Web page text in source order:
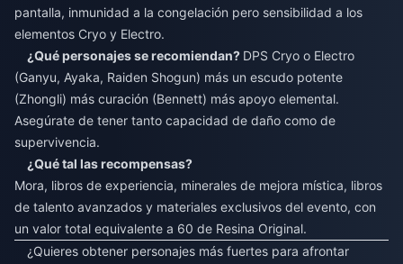
pantalla, inmunidad a la congelación pero sensibilidad a los
elementos Cryo y Electro.
¿Qué personajes se recomiendan? DPS Cryo o Electro
(Ganyu, Ayaka, Raiden Shogun) más un escudo potente
(Zhongli) más curación (Bennett) más apoyo elemental.
Asegúrate de tener tanto capacidad de daño como de
supervivencia.
¿Qué tal las recompensas?
Mora, libros de experiencia, minerales de mejora mística, libros
de talento avanzados y materiales exclusivos del evento, con
un valor total equivalente a 60 de Resina Original.
¿Quieres obtener personajes más fuertes para afrontar